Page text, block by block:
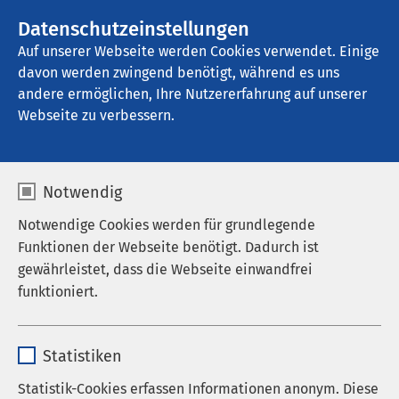
Datenschutzeinstellungen
Auf unserer Webseite werden Cookies verwendet. Einige
davon werden zwingend benötigt, während es uns
andere ermöglichen, Ihre Nutzererfahrung auf unserer
Webseite zu verbessern.
Notwendig
Notwendige Cookies werden für grundlegende
Funktionen der Webseite benötigt. Dadurch ist
gewährleistet, dass die Webseite einwandfrei
funktioniert.
Anbieter sgalinski
Statistiken
Statistik-Cookies erfassen Informationen anonym. Diese
AMEOS Poliklinikum Schönebeck
11.05.2026 AMEOS Gruppe
Klinikum Friedrichshafen als
Level-II-Krankenhaus
erhalten
Dr. Axel Paeger, Vorsitzender des Vorstandes